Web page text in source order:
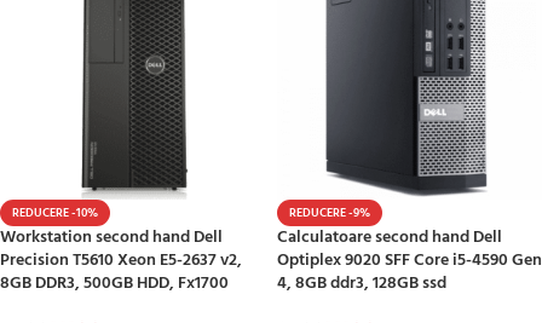
REDUCERE -10%
Workstation second hand Dell
Precision T5610 Xeon E5-2637 v2,
8GB DDR3, 500GB HDD, Fx1700
REDUCERE -9%
Calculatoare second hand Dell
Optiplex 9020 SFF Core i5-4590 Gen
4, 8GB ddr3, 128GB ssd